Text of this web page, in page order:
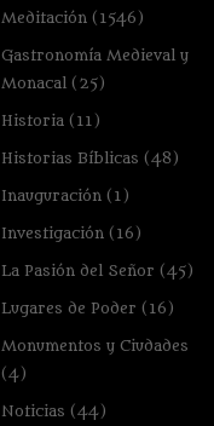
Meditación (1546)
Gastronomía Medieval y
Monacal (25)
Historia (11)
Historias Bíblicas (48)
Inauguración (1)
Investigación (16)
La Pasión del Señor (45)
Lugares de Poder (16)
Monumentos y Ciudades
(4)
Noticias (44)